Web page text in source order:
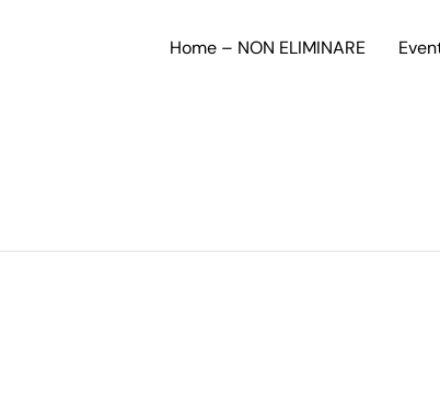
Home – NON ELIMINARE